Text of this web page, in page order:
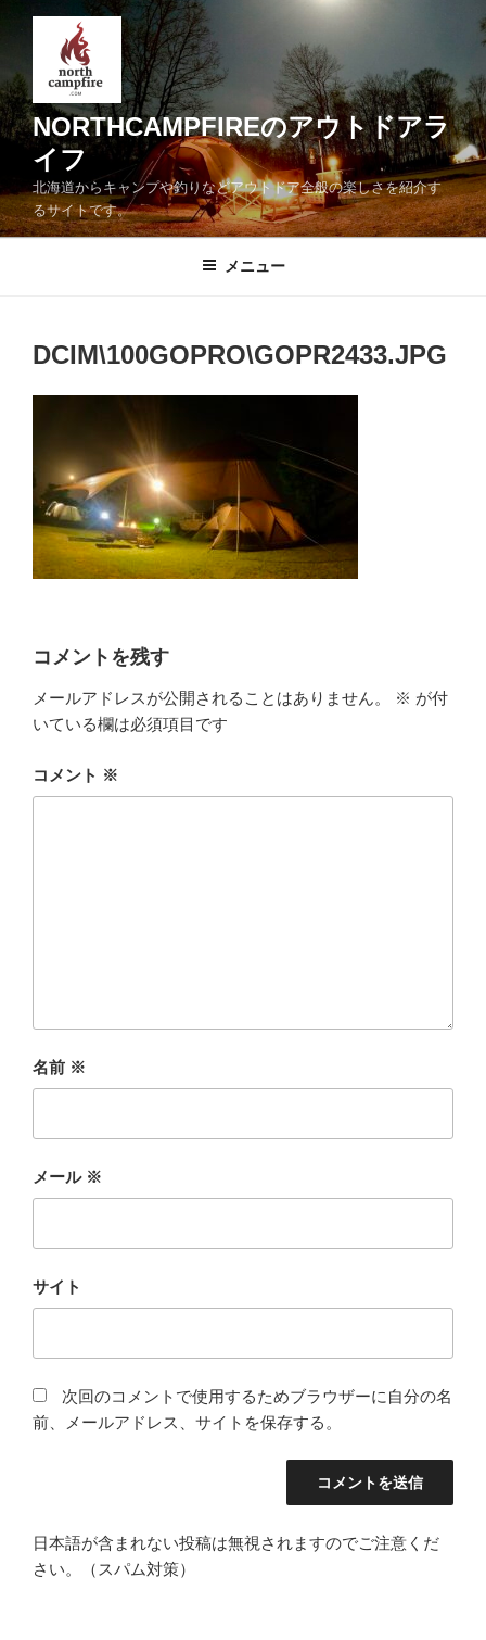
ン
ツ
へ
キ
ッ
NORTHCAMPFIREのアウトドアラ
イフ
北海道からキャンプや釣りなどアウトドア全般の楽しさを紹介す
るサイトです。
メニュー
DCIM\100GOPRO\GOPR2433.JPG
コメントを残す
メールアドレスが公開されることはありません。 ※ が付
いている欄は必須項目です
コメント ※
名前 ※
メール ※
サイト
次回のコメントで使用するためブラウザーに自分の名
前、メールアドレス、サイトを保存する。
日本語が含まれない投稿は無視されますのでご注意くだ
さい。（スパム対策）